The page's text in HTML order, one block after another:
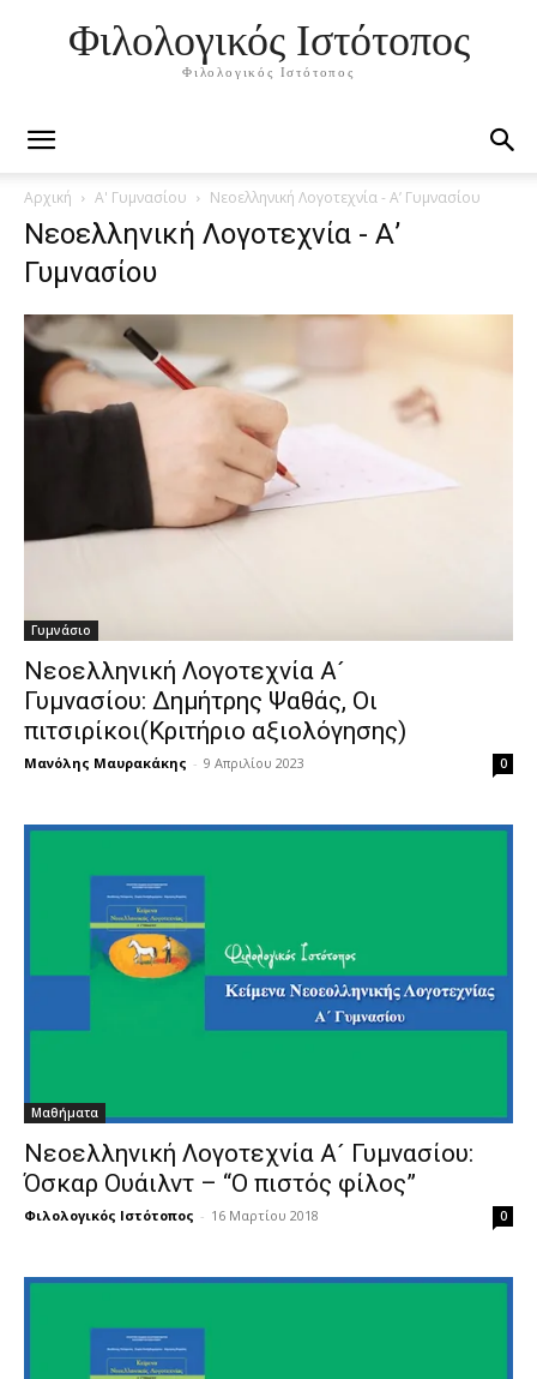
Φιλολογικός Ιστότοπος
Φιλολογικός Ιστότοπος
Αρχική Α' Γυμνασίου Νεοελληνική Λογοτεχνία - Α’ Γυμνασίου
Νεοελληνική Λογοτεχνία - Α’
Γυμνασίου
Γυμνάσιο
Νεοελληνική Λογοτεχνία Α´
Γυμνασίου: Δημήτρης Ψαθάς, Oι
πιτσιρίκοι(Κριτήριο αξιολόγησης)
Μανόλης Μαυρακάκης - 9 Απριλίου 2023 0
Μαθήματα
Νεοελληνική Λογοτεχνία Α´ Γυμνασίου:
Όσκαρ Ουάιλντ – “Ο πιστός φίλος”
Φιλολογικός Ιστότοπος - 16 Μαρτίου 2018 0